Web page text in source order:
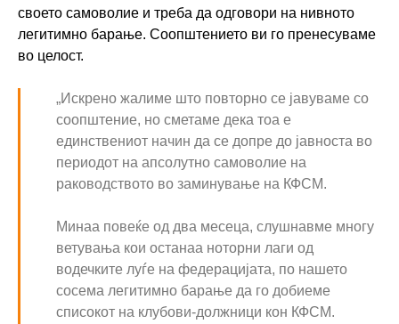
своето самоволие и треба да одговори на нивното
легитимно барање. Соопштението ви го пренесуваме
во целост.
„Искрено жалиме што повторно се јавуваме со
соопштение, но сметаме дека тоа е
единствениот начин да се допре до јавноста во
периодот на апсолутно самоволие на
раководството во заминување на КФСМ.
Минаа повеќе од два месеца, слушнавме многу
ветувања кои останаа ноторни лаги од
водечките луѓе на федерацијата, по нашето
сосема легитимно барање да го добиеме
списокот на клубови-должници кон КФСМ.